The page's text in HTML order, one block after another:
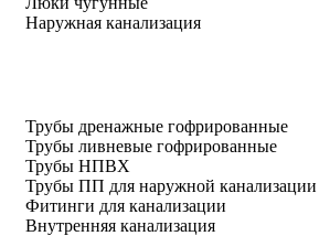
Наружная канализация
Трубы дренажные гофрированные
Трубы ливневые гофрированные
Трубы НПВХ
Трубы ПП для наружной канализации
Фитинги для канализации
Внутренняя канализация